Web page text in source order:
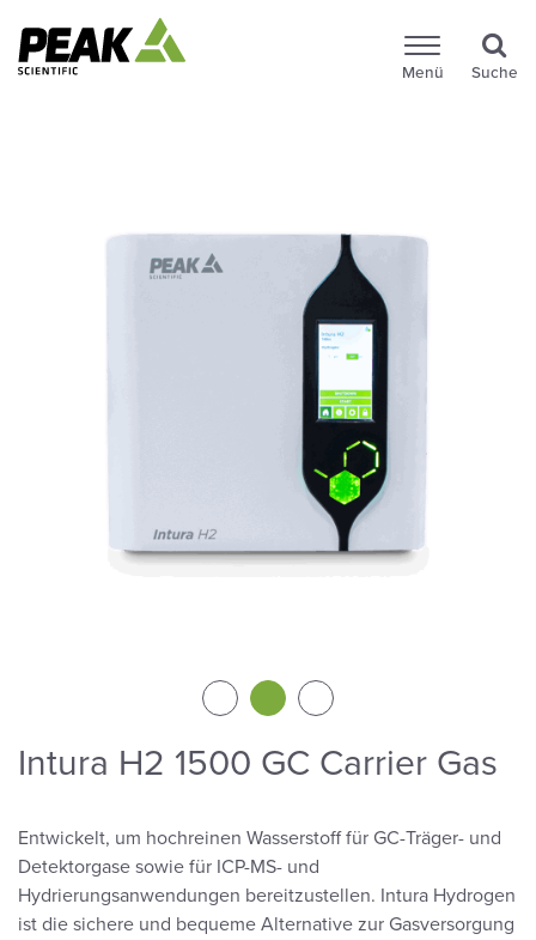
Menü Suche
Intura H2 1500 GC Carrier Gas
Entwickelt, um hochreinen Wasserstoff für GC-Träger- und
Detektorgase sowie für ICP-MS- und
Hydrierungsanwendungen bereitzustellen. Intura Hydrogen
ist die sichere und bequeme Alternative zur Gasversorgung